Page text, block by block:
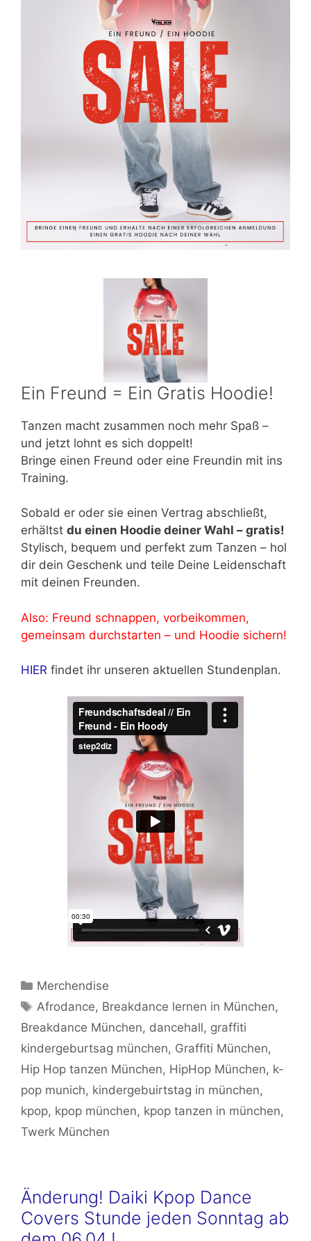
Ein Freund = Ein Gratis Hoodie!
Tanzen macht zusammen noch mehr Spaß –
und jetzt lohnt es sich doppelt!
Bringe einen Freund oder eine Freundin mit ins
Training.
Sobald er oder sie einen Vertrag abschließt,
erhältst du einen Hoodie deiner Wahl – gratis!
Stylisch, bequem und perfekt zum Tanzen – hol
dir dein Geschenk und teile Deine Leidenschaft
mit deinen Freunden.
Also: Freund schnappen, vorbeikommen,
gemeinsam durchstarten – und Hoodie sichern!
HIER findet ihr unseren aktuellen Stundenplan.
Kategorien
Merchendise
Schlagwörter
Afrodance, Breakdance lernen in München,
Breakdance München, dancehall, graffiti
kindergeburtsag münchen, Graffiti München,
Hip Hop tanzen München, HipHop München, k-
pop munich, kindergebuirtstag in münchen,
kpop, kpop münchen, kpop tanzen in münchen,
Twerk München
Änderung! Daiki Kpop Dance
Covers Stunde jeden Sonntag ab